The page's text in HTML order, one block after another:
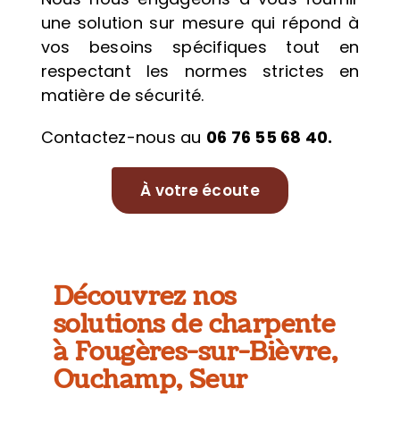
une solution sur mesure qui répond à
vos besoins spécifiques tout en
respectant les normes strictes en
matière de sécurité.
Contactez-nous au 06 76 55 68 40.
À votre écoute
Découvrez nos
solutions de charpente
à Fougères-sur-Bièvre,
Ouchamp, Seur